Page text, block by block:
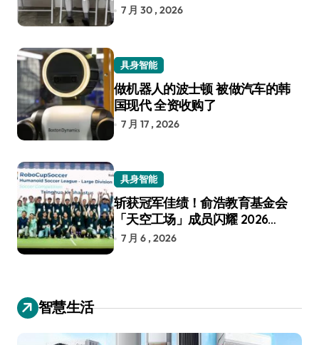
7 月 30 , 2026
具身智能
做机器人的波士顿 被做汽车的韩
国现代 全资收购了
7 月 17 , 2026
具身智能
斩获冠军佳绩！俞浩教育基金会
「天空工场」成员闪耀 2026
RoboCup 机器人世界杯
7 月 6 , 2026
智慧生活